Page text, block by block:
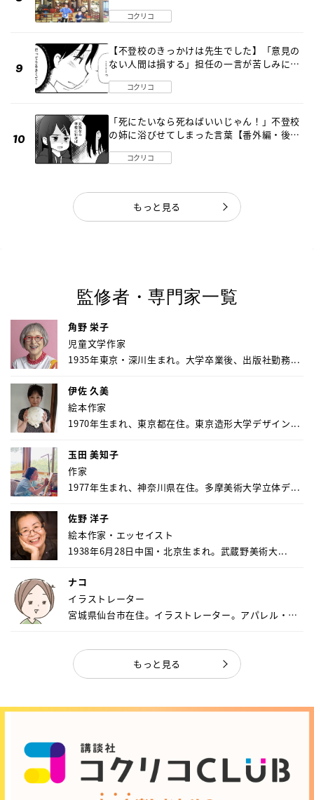
コクリコ
【不登校のきっかけは先生でした】「意見の
ない人間は損する」担任の一言が苦しみに…
コクリコ
「死にたいなら死ねばいいじゃん！」不登校
の姉に浴びせてしまった言葉【番外編・後
コクリコ
もっと見る
監修者・専門家一覧
角野 栄子
児童文学作家
1935年東京・深川生まれ。大学卒業後、出版社勤務...
伊佐 久美
絵本作家
1970年生まれ、東京都在住。東京造形大学デザイン...
玉田 美知子
作家
1977年生まれ、神奈川県在住。多摩美術大学立体デ...
佐野 洋子
絵本作家・エッセイスト
1938年6月28日中国・北京生まれ。武蔵野美術大...
ナコ
イラストレーター
宮城県仙台市在住。イラストレーター。アパレル・キ
もっと見る